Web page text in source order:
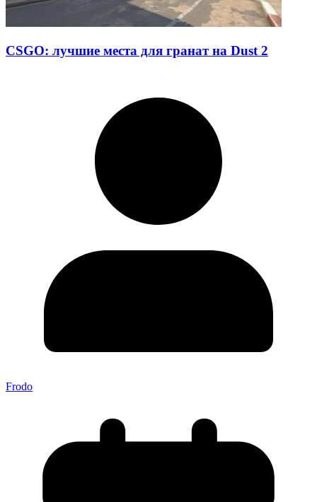
CSGO: лучшие места для гранат на Dust 2
Frodo